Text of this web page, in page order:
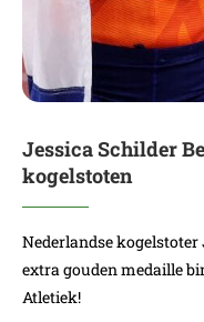
Jessica Schilder
kogelstoten
Nederlandse kogelstoter
extra gouden medaille
Atletiek!